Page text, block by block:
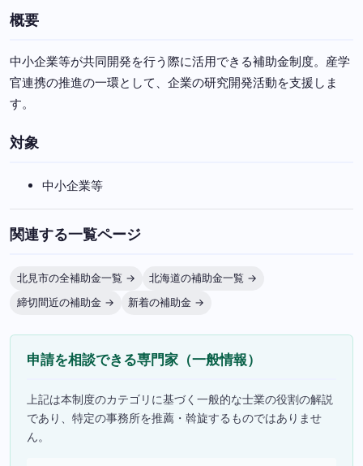
概要
中小企業等が共同開発を行う際に活用できる補助金制度。産学
官連携の推進の一環として、企業の研究開発活動を支援しま
す。
対象
中小企業等
関連する一覧ページ
北見市の全補助金一覧 →
北海道の補助金一覧 →
締切間近の補助金 →
新着の補助金 →
申請を相談できる専門家（一般情報）
上記は本制度のカテゴリに基づく一般的な士業の役割の解説
であり、特定の事務所を推薦・斡旋するものではありませ
ん。